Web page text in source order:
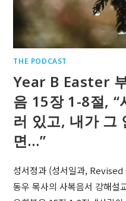
THE PODCAST
Year B Easter
음 15장 1-8절, “
러 있고, 내가 그
면…”
성서정과 (성서일과,
동우 목사의 사복음서 강해